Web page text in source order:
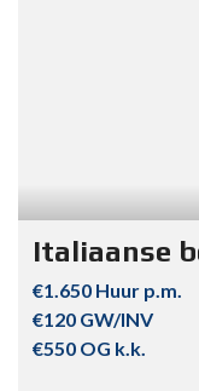
Italiaanse
€1.650 Huur p.m.
€120 GW/INV
€550 OG k.k.